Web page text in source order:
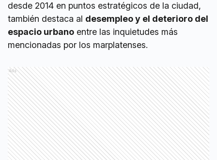
desde 2014 en puntos estratégicos de la ciudad,
también destaca al desempleo y el deterioro del
espacio urbano entre las inquietudes más
mencionadas por los marplatenses.
Ads